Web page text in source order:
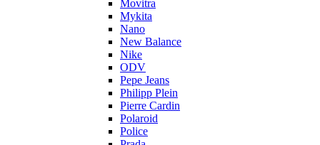
Movitra
Mykita
Nano
New Balance
Nike
ODV
Pepe Jeans
Philipp Plein
Pierre Cardin
Polaroid
Police